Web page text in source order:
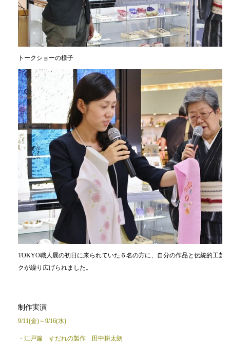
トークショーの様子
TOKYO職人展の初日に来られていた６名の方に、自分の作品と伝統的工芸
クが繰り広げられました。
制作実演
9/11(金)～9/16(水)
・江戸簾 すだれの製作 田中耕太朗